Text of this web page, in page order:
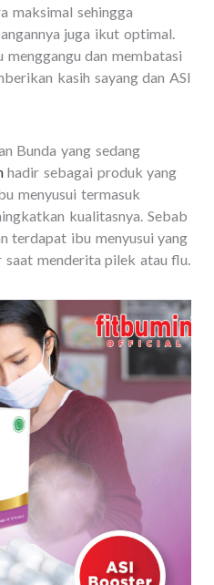
maksimal sehingga
juga ikut optimal.
menggangu dan membatasi
kasih sayang dan ASI
Bunda yang sedang
hadir sebagai produk yang
menyusui termasuk
kualitasnya. Sebab
terdapat ibu menyusui yang
saat menderita pilek atau flu.